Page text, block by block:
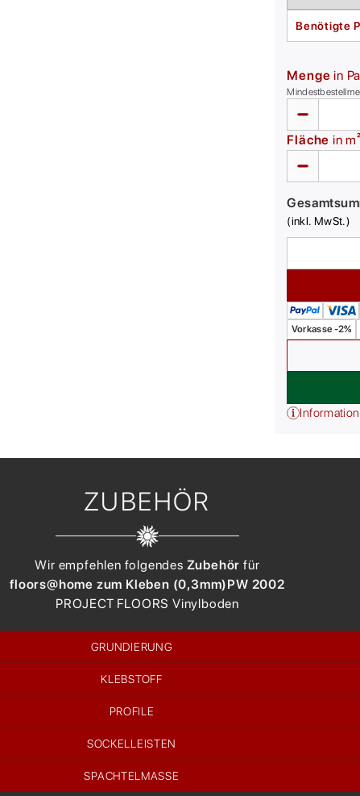
Benötigte
Menge in
Fläche in m²
(inkl. MwSt.)
Vorkasse -2%
ZUBEHÖR
Wir empfehlen folgendes Zubehör für
floors@home zum Kleben (0,3mm)PW 2002
PROJECT FLOORS Vinylboden
GRUNDIERUNG
KLEBSTOFF
PROFILE
SOCKELLEISTEN
SPACHTELMASSE